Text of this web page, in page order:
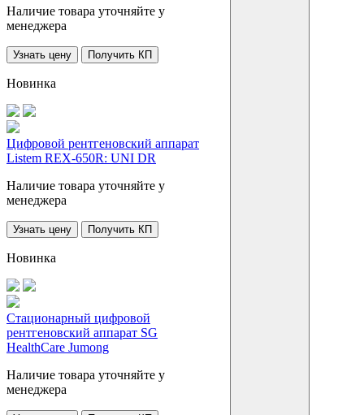
Наличие товара уточняйте у
менеджера
Узнать цену Получить КП
Новинка
Цифровой рентгеновский аппарат
Listem REX-650R: UNI DR
Наличие товара уточняйте у
менеджера
Узнать цену Получить КП
Новинка
Стационарный цифровой
рентгеновский аппарат SG
HealthCare Jumong
Наличие товара уточняйте у
менеджера